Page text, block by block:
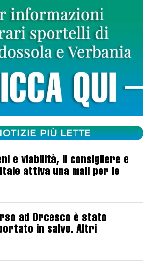
PIÙ LETTE
e viabilità, il consigliere e
attiva una mail per le
ad Orcesco è stato
in salvo. Altri